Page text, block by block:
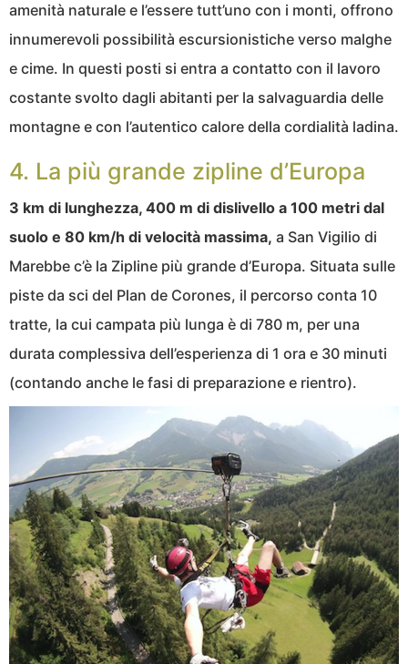
amenità naturale e l’essere tutt’uno con i monti, offrono
innumerevoli possibilità escursionistiche verso malghe
e cime. In questi posti si entra a contatto con il lavoro
costante svolto dagli abitanti per la salvaguardia delle
montagne e con l’autentico calore della cordialità ladina.
4. La più grande zipline d’Europa
3 km di lunghezza, 400 m di dislivello a 100 metri dal
suolo e 80 km/h di velocità massima, a San Vigilio di
Marebbe c’è la Zipline più grande d’Europa. Situata sulle
piste da sci del Plan de Corones, il percorso conta 10
tratte, la cui campata più lunga è di 780 m, per una
durata complessiva dell’esperienza di 1 ora e 30 minuti
(contando anche le fasi di preparazione e rientro).